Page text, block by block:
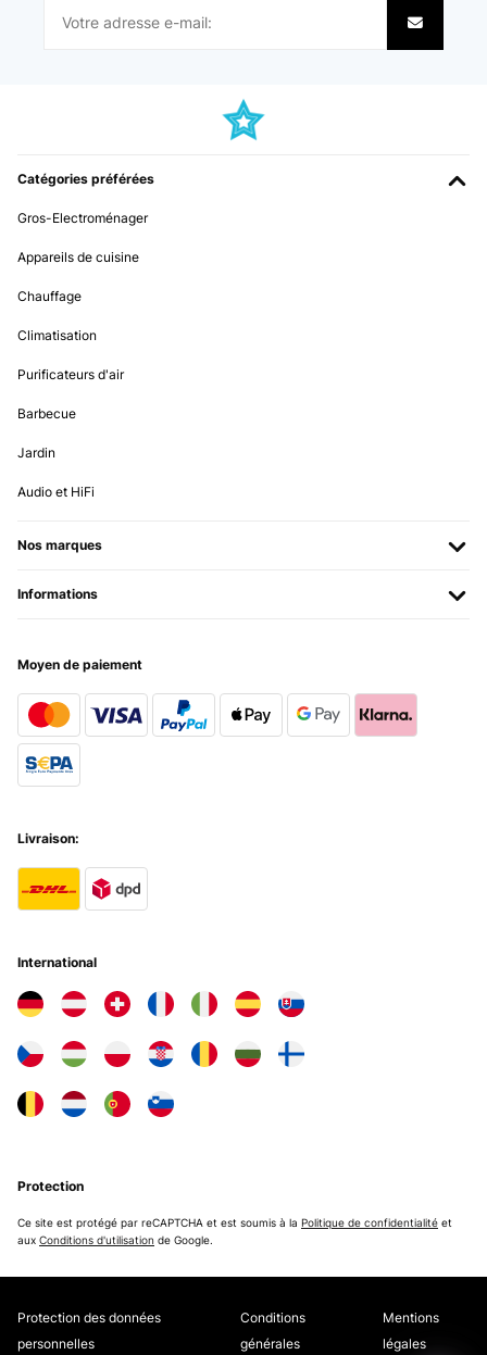
Catégories préférées
Gros-Electroménager
Appareils de cuisine
Chauffage
Climatisation
Purificateurs d'air
Barbecue
Jardin
Audio et HiFi
Nos marques
Informations
Moyen de paiement
Livraison:
International
Protection
Ce site est protégé par reCAPTCHA et est soumis à la Politique de confidentialité et
aux Conditions d'utilisation de Google.
Protection des données
personnelles
Conditions
générales
Mentions
légales